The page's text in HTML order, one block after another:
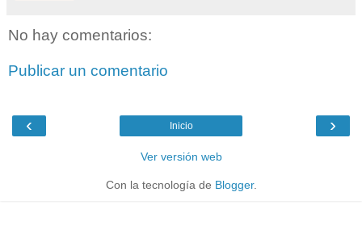
No hay comentarios:
Publicar un comentario
‹ ›
Inicio
Ver versión web
Con la tecnología de Blogger.